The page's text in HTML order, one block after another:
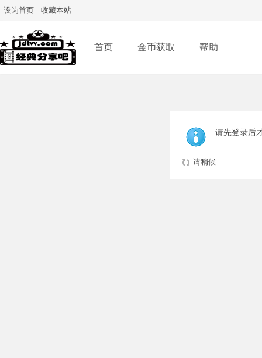
设为首页 收藏本站
首页 金币获取 帮助
请先登录后
请稍候...